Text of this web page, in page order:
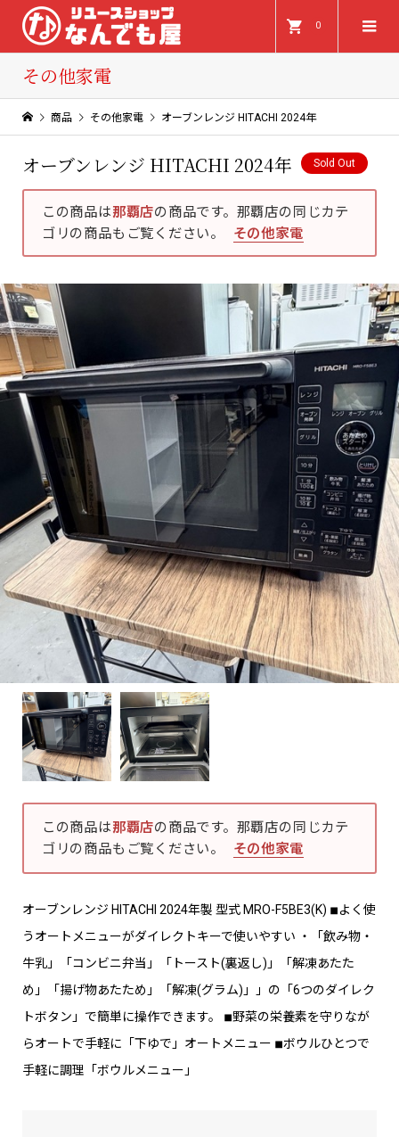
0
その他家電
商品 その他家電 オーブンレンジ HITACHI 2024年
オーブンレンジ HITACHI 2024年 Sold Out
この商品は那覇店の商品です。那覇店の同じカテ
ゴリの商品もご覧ください。
その他家電
この商品は那覇店の商品です。那覇店の同じカテ
ゴリの商品もご覧ください。
その他家電
オーブンレンジ HITACHI 2024年製 型式 MRO-F5BE3(K) ◾︎よく使
うオートメニューがダイレクトキーで使いやすい ・「飲み物・
牛乳」「コンビニ弁当」「トースト(裏返し)」「解凍あたた
め」「揚げ物あたため」「解凍(グラム)」」の「6つのダイレク
トボタン」で簡単に操作できます。 ◾︎野菜の栄養素を守りなが
らオートで手軽に「下ゆで」オートメニュー ◾︎ボウルひとつで
手軽に調理「ボウルメニュー」